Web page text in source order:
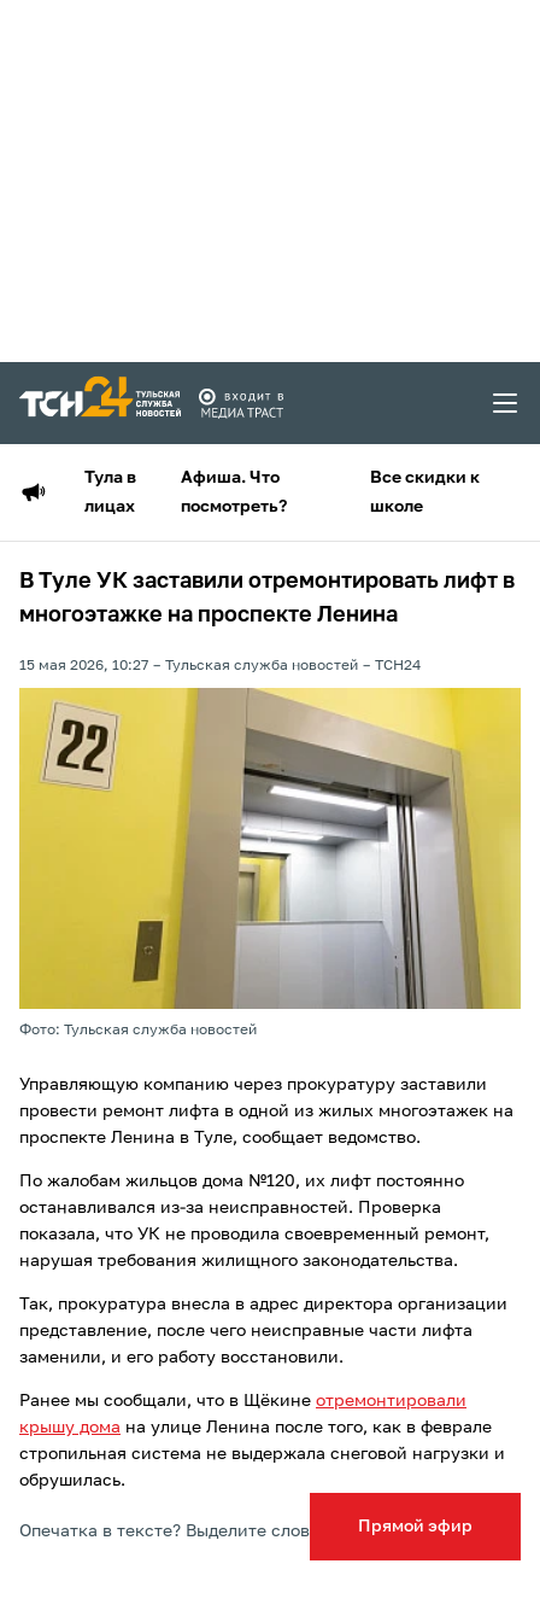
Тула в
лицах
Афиша. Что
посмотреть?
Все скидки к
школе
Прямой эфир
В Туле УК заставили отремонтировать лифт в
многоэтажке на проспекте Ленина
15 мая 2026, 10:27 Тульская служба новостей ТСН24
Фото: Тульская служба новостей
Управляющую компанию через прокуратуру заставили
провести ремонт лифта в одной из жилых многоэтажек на
проспекте Ленина в Туле, сообщает ведомство.
По жалобам жильцов дома №120, их лифт постоянно
останавливался из-за неисправностей. Проверка
показала, что УК не проводила своевременный ремонт,
нарушая требования жилищного законодательства.
Так, прокуратура внесла в адрес директора организации
представление, после чего неисправные части лифта
заменили, и его работу восстановили.
Ранее мы сообщали, что в Щёкине отремонтировали
крышу дома на улице Ленина после того, как в феврале
стропильная система не выдержала снеговой нагрузки и
обрушилась.
Опечатка в тексте? Выделите слово и нажмите Ctrl+Enter